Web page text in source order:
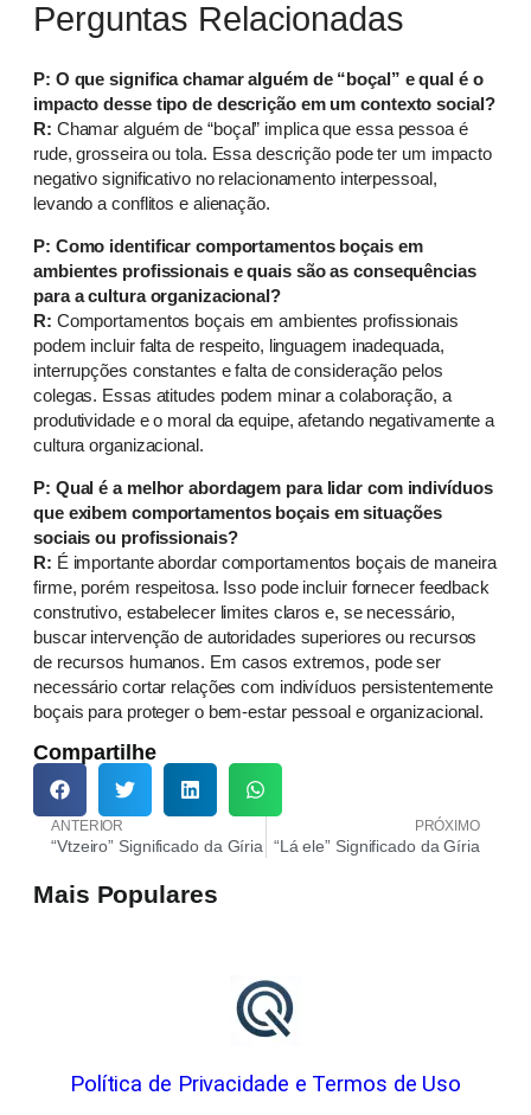
Perguntas Relacionadas
P: O que significa chamar alguém de “boçal” e qual é o
impacto desse tipo de descrição em um contexto social?
R: Chamar alguém de “boçal” implica que essa pessoa é
rude, grosseira ou tola. Essa descrição pode ter um impacto
negativo significativo no relacionamento interpessoal,
levando a conflitos e alienação.
P: Como identificar comportamentos boçais em
ambientes profissionais e quais são as consequências
para a cultura organizacional?
R: Comportamentos boçais em ambientes profissionais
podem incluir falta de respeito, linguagem inadequada,
interrupções constantes e falta de consideração pelos
colegas. Essas atitudes podem minar a colaboração, a
produtividade e o moral da equipe, afetando negativamente a
cultura organizacional.
P: Qual é a melhor abordagem para lidar com indivíduos
que exibem comportamentos boçais em situações
sociais ou profissionais?
R: É importante abordar comportamentos boçais de maneira
firme, porém respeitosa. Isso pode incluir fornecer feedback
construtivo, estabelecer limites claros e, se necessário,
buscar intervenção de autoridades superiores ou recursos
de recursos humanos. Em casos extremos, pode ser
necessário cortar relações com indivíduos persistentemente
boçais para proteger o bem-estar pessoal e organizacional.
Compartilhe
ANTERIOR
“Vtzeiro” Significado da Gíria
PRÓXIMO
“Lá ele” Significado da Gíria
Mais Populares
Política de Privacidade e Termos de Uso